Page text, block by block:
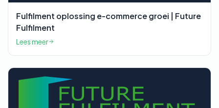
Fulfilment oplossing e-commerce groei | Future
Fulfilment
Lees meer